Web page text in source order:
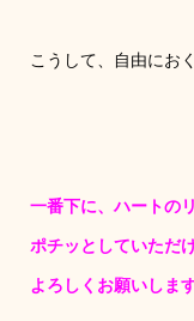
こうして、自由にお
一番下に、ハートの
ポチッとしていただ
よろしくお願いしま